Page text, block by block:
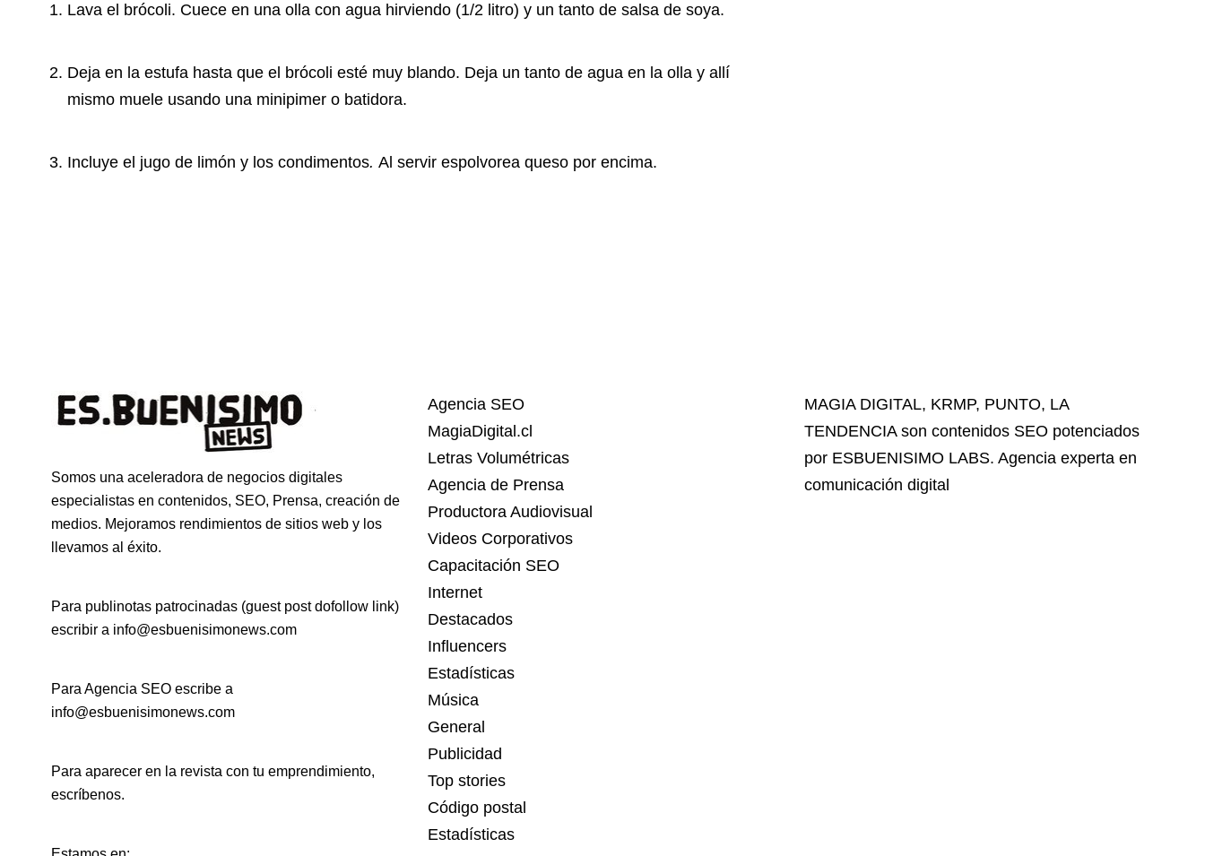
Lava el brócoli. Cuece en una olla con agua hirviendo (1/2 litro) y un tanto de salsa de soya.
Deja en la estufa hasta que el brócoli esté muy blando. Deja un tanto de agua en la olla y allí
mismo muele usando una minipimer o batidora.
Incluye el jugo de limón y los condimentos. Al servir espolvorea queso por encima.
Somos una aceleradora de negocios digitales
especialistas en contenidos, SEO, Prensa, creación de
medios. Mejoramos rendimientos de sitios web y los
llevamos al éxito.
Para publinotas patrocinadas (guest post dofollow link)
escribir a info@esbuenisimonews.com
Para Agencia SEO escribe a
info@esbuenisimonews.com
Para aparecer en la revista con tu emprendimiento,
escríbenos.
Agencia SEO
MagiaDigital.cl
Letras Volumétricas
Agencia de Prensa
Productora Audiovisual
Videos Corporativos
Capacitación SEO
Internet
Destacados
Influencers
Estadísticas
Música
General
Publicidad
Top stories
Código postal
Estadísticas
MAGIA DIGITAL, KRMP, PUNTO, LA
TENDENCIAson contenidos SEO potenciados
por ESBUENISIMO LABS. Agencia experta en
comunicación digital